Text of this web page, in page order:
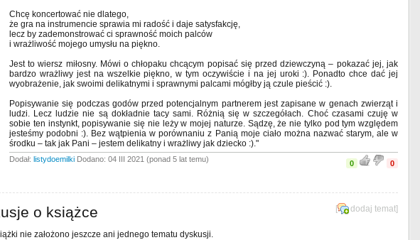
Chcę koncertować nie dlatego,
że gra na instrumencie sprawia mi radość i daje satysfakcję,
lecz by zademonstrować ci sprawność moich palców
i wrażliwość mojego umysłu na piękno.
Jest to wiersz miłosny. Mówi o chłopaku chcącym popisać się przed dziewczyną – pokazać jej, jak
bardzo wrażliwy jest na wszelkie piękno, w tym oczywiście i na jej uroki :). Ponadto chce dać jej
wyobrażenie, jak swoimi delikatnymi i sprawnymi palcami mógłby ją czule pieścić :).
Popisywanie się podczas godów przed potencjalnym partnerem jest zapisane w genach zwierząt i
ludzi. Lecz ludzie nie są dokładnie tacy sami. Różnią się w szczegółach. Choć czasami czuję w
sobie ten instynkt, popisywanie się nie leży w mojej naturze. Sądzę, że nie tylko pod tym względem
jesteśmy podobni :). Bez wątpienia w porównaniu z Panią moje ciało można nazwać starym, ale w
środku – tak jak Pani – jestem delikatny i wrażliwy jak dziecko :)."
Dodał: listydoemilki Dodano: 04 III 2021 (ponad 5 lat temu) 0 0
[ dodaj temat]
o książce
nie założono jeszcze ani jednego tematu dyskusji.